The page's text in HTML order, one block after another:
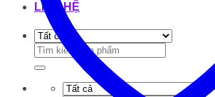
LIÊN HỆ
Tìm
kiếm: